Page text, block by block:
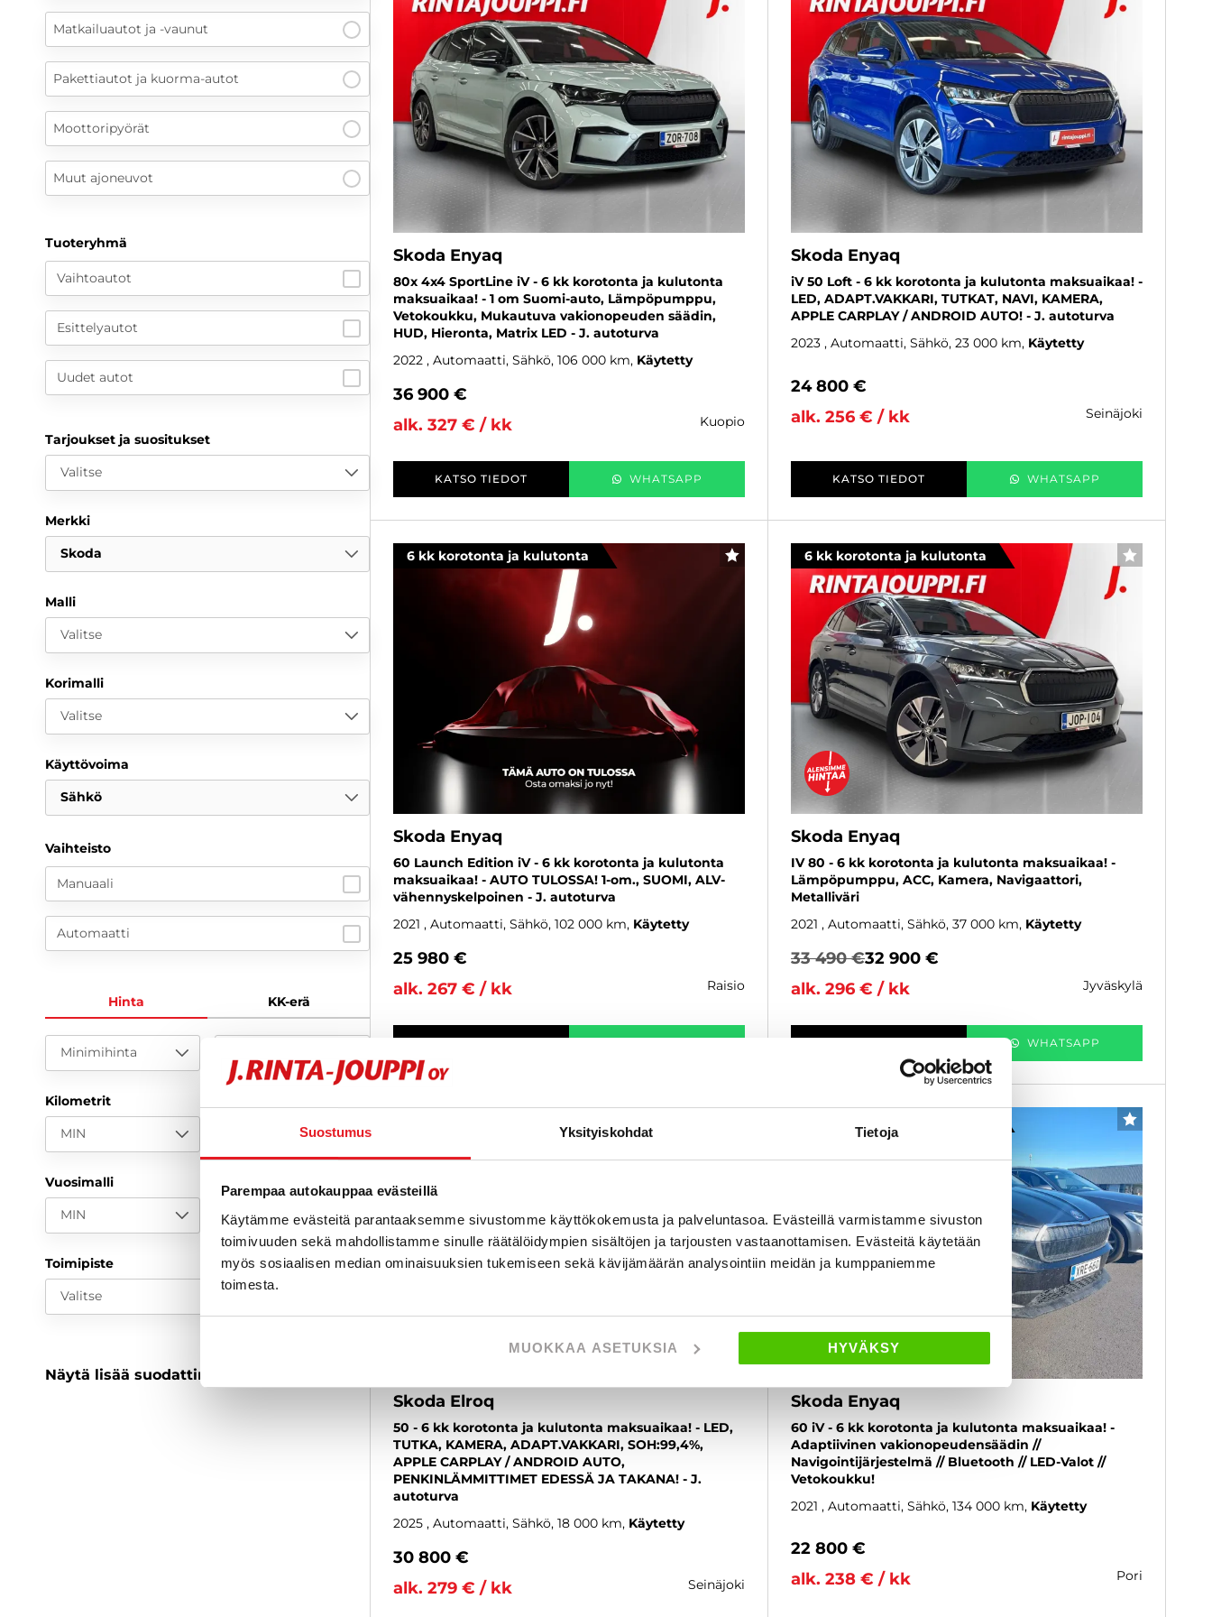
Suostumus Yksityiskohdat Tietoja
Parempaa autokauppaa evästeillä
Käytämme evästeitä parantaaksemme sivustomme käyttökokemusta ja palveluntasoa. Evästeillä varmistamme sivuston
toimivuuden sekä mahdollistamme sinulle räätälöidympien sisältöjen ja tarjousten vastaanottamisen. Evästeitä käytetään
myös sosiaalisen median ominaisuuksien tukemiseen sekä kävijämäärän analysointiin meidän ja kumppaniemme
toimesta.
MUOKKAA ASETUKSIA HYVÄKSY
Matkailuautot ja -vaunut
Pakettiautot ja kuorma-autot
Moottoripyörät
Muut ajoneuvot
Tuoteryhmä
Vaihtoautot
Esittelyautot
Uudet autot
Tarjoukset ja suositukset
Valitse
Merkki
Skoda
Malli
Valitse
Korimalli
Valitse
Käyttövoima
Sähkö
Vaihteisto
Manuaali
Automaatti
Hinta KK-erä
Minimihinta
Kilometrit
MIN
Vuosimalli
MIN MAX
Toimipiste
Valitse
Näytä lisää suodattimia
Skoda Enyaq
80x 4x4 SportLine iV - 6 kk korotonta ja kulutonta
maksuaikaa! - 1 om Suomi-auto, Lämpöpumppu,
Vetokoukku, Mukautuva vakionopeuden säädin,
HUD, Hieronta, Matrix LED - J. autoturva
2022 , Automaatti, Sähkö, 106 000 km Käytetty
36 900 €
alk. 327 € / kk
kuopio
KATSO TIEDOT WHATSAPP
Skoda Enyaq
iV 50 Loft - 6 kk korotonta ja kulutonta maksuaikaa! -
LED, ADAPT.VAKKARI, TUTKAT, NAVI, KAMERA,
APPLE CARPLAY / ANDROID AUTO! - J. autoturva
2023 , Automaatti, Sähkö, 23 000 km Käytetty
24 800 €
alk. 256 € / kk
seinäjoki
KATSO TIEDOT WHATSAPP
6 kk korotonta ja kulutonta SUOSIKKI
Skoda Enyaq
60 Launch Edition iV - 6 kk korotonta ja kulutonta
maksuaikaa! - AUTO TULOSSA! 1-om., SUOMI, ALV-
vähennyskelpoinen - J. autoturva
2021 , Automaatti, Sähkö, 102 000 km Käytetty
25 980 €
alk. 267 € / kk
raisio
6 kk korotonta ja kulutonta SUOSIKKI
Skoda Enyaq
IV 80 - 6 kk korotonta ja kulutonta maksuaikaa! -
Lämpöpumppu, ACC, Kamera, Navigaattori,
Metalliväri
2021 , Automaatti, Sähkö, 37 000 km Käytetty
33 490 €32 900 €
alk. 296 € / kk
jyväskylä
WHATSAPP
Skoda Elroq
50 - 6 kk korotonta ja kulutonta maksuaikaa! - LED,
TUTKA, KAMERA, ADAPT.VAKKARI, SOH:99,4%,
APPLE CARPLAY / ANDROID AUTO,
PENKINLÄMMITTIMET EDESSÄ JA TAKANA! - J.
autoturva
2025 , Automaatti, Sähkö, 18 000 km Käytetty
30 800 €
alk. 279 € / kk
seinäjoki
SUOSIKKI
Skoda Enyaq
60 iV - 6 kk korotonta ja kulutonta maksuaikaa! -
Adaptiivinen vakionopeudensäädin //
Navigointijärjestelmä // Bluetooth // LED-Valot //
Vetokoukku!
2021 , Automaatti, Sähkö, 134 000 km Käytetty
22 800 €
alk. 238 € / kk
pori